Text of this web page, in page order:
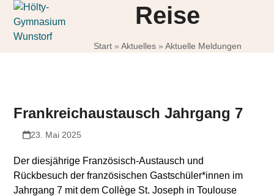
Skip
content
Open
mobile
Close
mobile
Reise
Start » Aktuelles » Aktuelle Meldungen
Frankreichaustausch Jahrgang 7
23. Mai 2025
Der diesjährige Französisch-Austausch und
Rückbesuch der französischen Gastschüler*innen im
Jahrgang 7 mit dem Collège St. Joseph in Toulouse